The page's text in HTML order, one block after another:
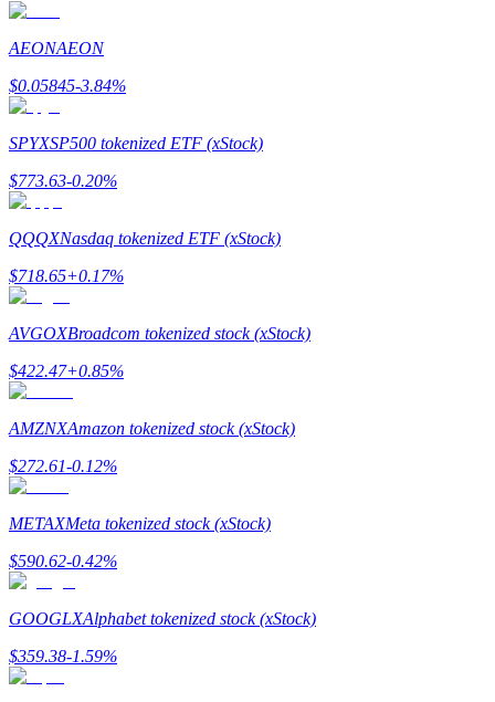
Ganhar
Porquinho poderoso
Ganhe recompensas competitivas diariamente
Estacamento
Altos retornos e acesso instantâneo
AEONAEON
$0.05845-3.84%
SPYXSP500 tokenized ETF (xStock)
$773.63-0.20%
QQQXNasdaq tokenized ETF (xStock)
$718.65+0.17%
AVGOXBroadcom tokenized stock (xStock)
$422.47+0.85%
AMZNXAmazon tokenized stock (xStock)
$272.61-0.12%
METAXMeta tokenized stock (xStock)
$590.62-0.42%
GOOGLXAlphabet tokenized stock (xStock)
$359.38-1.59%